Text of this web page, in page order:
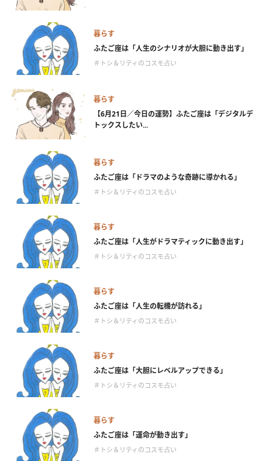
暮らす
ふたご座は「人生のシナリオが大胆に動き出す」
＃トシ＆リティのコスモ占い
暮らす
【6月21日／今日の運勢】ふたご座は「デジタルデ
トックスしたい...
暮らす
ふたご座は「ドラマのような奇跡に導かれる」
＃トシ＆リティのコスモ占い
暮らす
ふたご座は「人生がドラマティックに動き出す」
＃トシ＆リティのコスモ占い
暮らす
ふたご座は「人生の転機が訪れる」
＃トシ＆リティのコスモ占い
暮らす
ふたご座は「大胆にレベルアップできる」
＃トシ＆リティのコスモ占い
暮らす
ふたご座は「運命が動き出す」
＃トシ＆リティのコスモ占い